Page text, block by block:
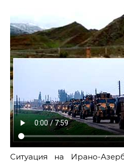
Ситуация на Ирано-